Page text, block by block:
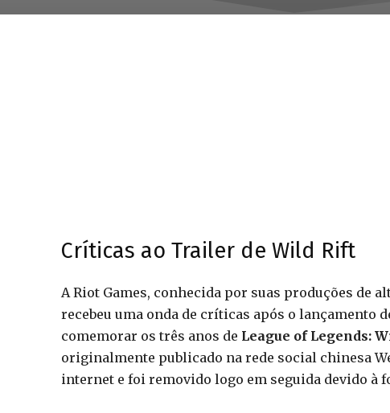
Críticas ao Trailer de Wild Rift
A Riot Games, conhecida por suas produções de
recebeu uma onda de críticas após o
comemorar os três anos de League of Legends:
originalmente publicado na rede social chinesa
internet e foi removido logo em seguida devido à